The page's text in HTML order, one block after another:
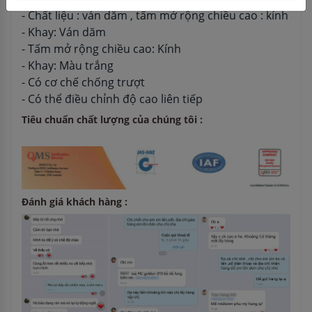
- Chất liệu : ván dăm , tấm mở rộng chiều cao : kính
- Khay: Ván dăm
- Tấm mở rộng chiều cao: Kính
- Khay: Màu trắng
- Có cơ chế chống trượt
- Có thể điều chỉnh độ cao liên tiếp
Tiêu chuẩn chất lượng của chúng tôi :
Đánh giá khách hàng :